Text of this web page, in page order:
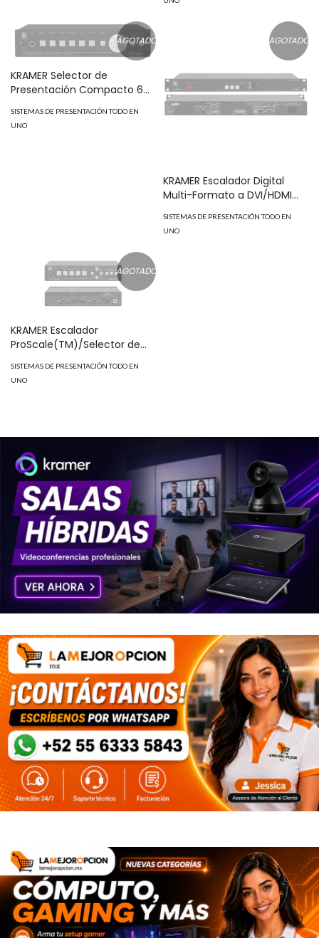
AGOTADO
KRAMER Selector de
Presentación Compacto 6
Entradas/Escalador con
Salidas Simultáneas HDBaseT
y HDMI VP-440
SISTEMAS DE PRESENTACIÓN TODO EN
UNO
AGOTADO
KRAMER Escalador Digital
Multi-Formato a DVI/HDMI
Borde Profesional VP-793
SISTEMAS DE PRESENTACIÓN TODO EN
UNO
AGOTADO
KRAMER Escalador
ProScale(TM)/Selector de
Analógico y HDMI
SISTEMAS DE PRESENTACIÓN TODO EN
UNO